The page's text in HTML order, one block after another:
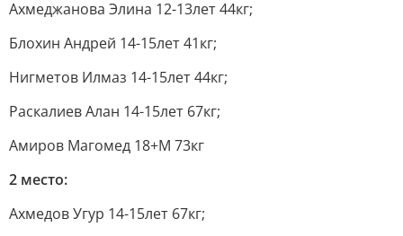
Ахмеджанова Элина 12-13лет 44кг;
Блохин Андрей 14-15лет 41кг;
Нигметов Илмаз 14-15лет 44кг;
Раскалиев Алан 14-15лет 67кг;
Амиров Магомед 18+М 73кг
2 место:
Ахмедов Угур 14-15лет 67кг;